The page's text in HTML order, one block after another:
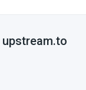
upstream.to